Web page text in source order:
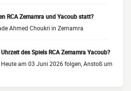
RCA Zemamra und Yacoub statt?
Ahmed Choukri in Zemamra
des Spiels RCA Zemamra Yacoub?
am 03 Juni 2026 folgen, Anstoß um